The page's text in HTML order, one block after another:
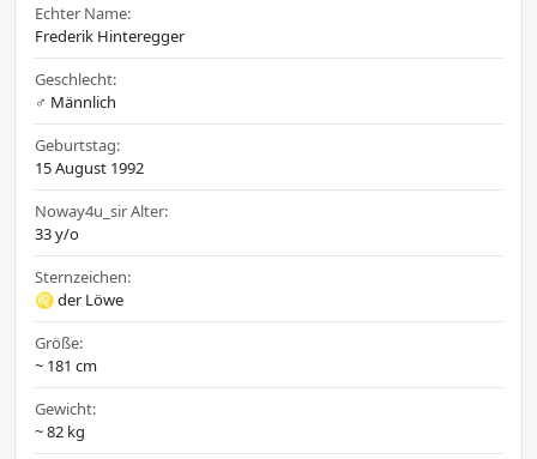
Echter Name:
Frederik Hinteregger
Geschlecht:
♂️ Männlich
Geburtstag:
15 August 1992
Noway4u_sir Alter:
33 y/o
Sternzeichen:
♌ der Löwe
Größe:
~ 181 cm
Gewicht:
~ 82 kg